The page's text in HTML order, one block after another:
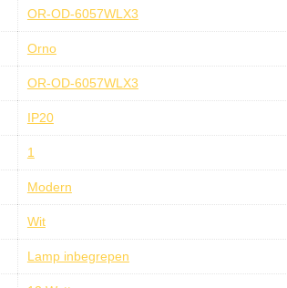
OR-OD-6057WLX3
Orno
OR-OD-6057WLX3
IP20
1
Modern
Wit
Lamp inbegrepen